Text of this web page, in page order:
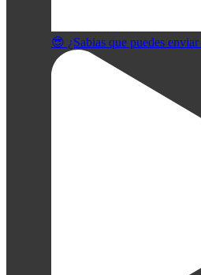
😎 ¿Sabias que puedes